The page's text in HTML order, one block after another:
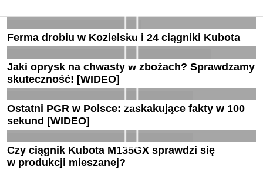
Ferma drobiu w Kozielsku i 24 ciągniki Kubota
Jaki oprysk na chwasty w zbożach? Sprawdzamy
skuteczność! [WIDEO]
Ostatni PGR w Polsce: zaskakujące fakty w 100
sekund [WIDEO]
Czy ciągnik Kubota M135GX sprawdzi się
w produkcji mieszanej?